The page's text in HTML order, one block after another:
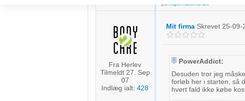
på https://asento.dk/
Fra Herlev
Tilmeldt 27. Sep
07
Indlæg ialt: 428
Mit firma Skrevet 25-09-
PowerAddict:
Desuden tror jeg
forløb her i starten, så
hvert fald ikke købe
Måle annonceringseffektivitet
Forstå målgrupper gennem statistikker eller kombinationer af